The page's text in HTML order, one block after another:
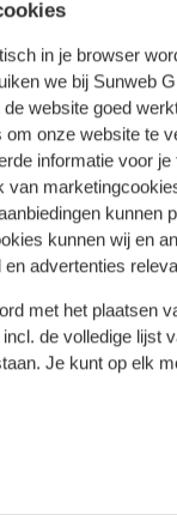
in je browser
we bij Sunweb
website goed
onze website te
informatie voor je
kunnen
kunnen wij en
advertenties
met het plaatsen
de volledige lijst
Je kunt op elk